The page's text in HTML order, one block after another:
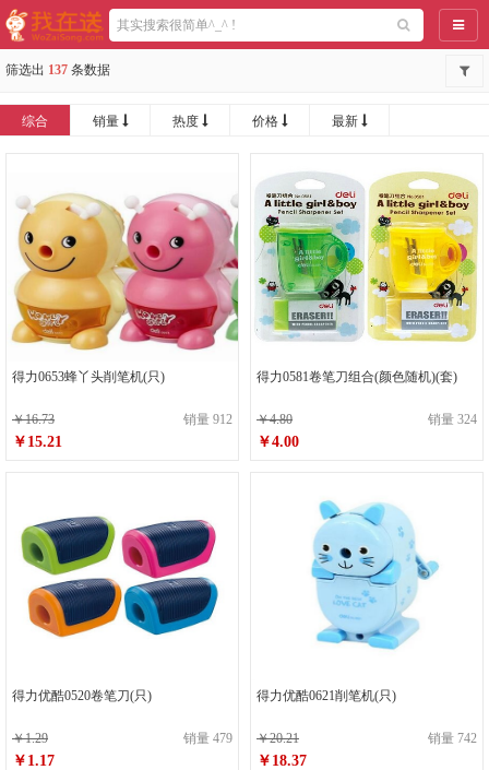
导航
筛选出 137 条数据
综合 销量 热度 价格 最新
得力0653蜂丫头削笔机(只)
￥16.73 销量 912
￥15.21
得力0581卷笔刀组合(颜色随机)(套)
￥4.80 销量 324
￥4.00
得力优酷0520卷笔刀(只)
￥1.29 销量 479
￥1.17
得力优酷0621削笔机(只)
￥20.21 销量 742
￥18.37